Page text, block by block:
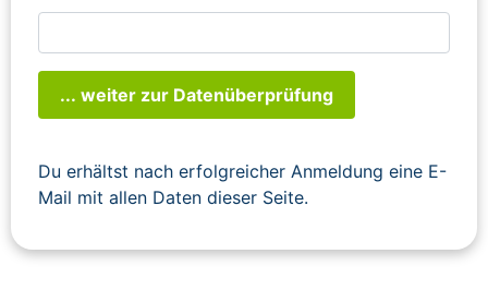
... weiter zur Datenüberprüfung
Du erhältst nach erfolgreicher Anmeldung eine E-
Mail mit allen Daten dieser Seite.